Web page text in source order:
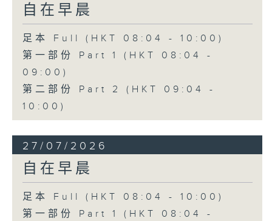
自在早晨
足本 Full (HKT 08:04 - 10:00)
第一部份 Part 1 (HKT 08:04 -
09:00)
第二部份 Part 2 (HKT 09:04 -
10:00)
27/07/2026
自在早晨
足本 Full (HKT 08:04 - 10:00)
第一部份 Part 1 (HKT 08:04 -